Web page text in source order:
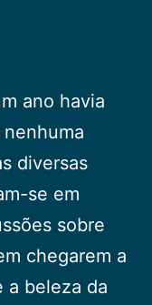
ano havia
diversas
se em
sobre
chegarem a
a beleza da